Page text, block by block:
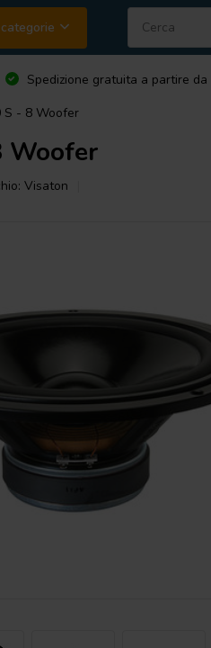
Spedizione gratuita a partire
S - 8 Woofer
Woofer
Visaton